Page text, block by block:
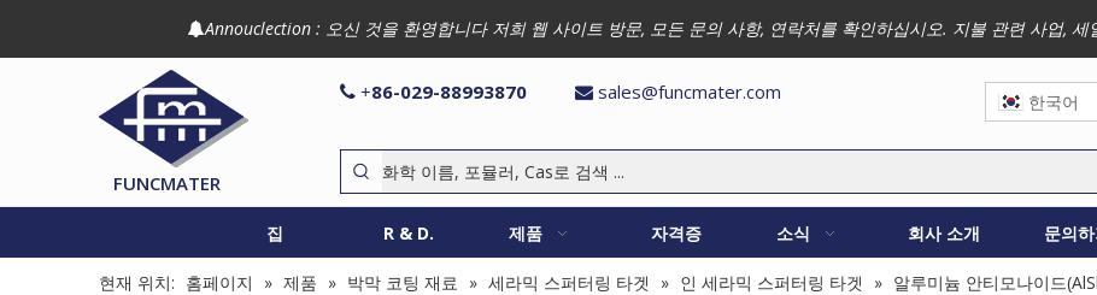
Annouclection : 오신 것을 환영합니다 저희 웹 사이트 방문, 모든 문의 사항, 연락처를 확인하십시오. 지불 관련 사업,
FUNCMATER
 +86-029-88993870  sales@funcmater.com 한국어
집 R & D. 제품 자격증 소식 회사 소개 문의
현재 위치: 홈페이지 » 제품 » 박막 코팅 재료 » 세라믹 스퍼터링 타겟 » 인 세라믹 스퍼터링 타겟 » 알루미늄 안티모나이드